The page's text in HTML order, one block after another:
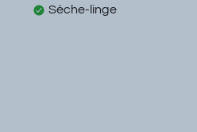
Sèche-linge